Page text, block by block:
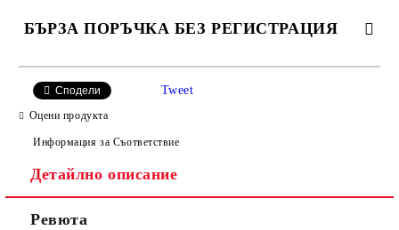
БЪРЗА ПОРЪЧКА БЕЗ РЕГИСТРАЦИЯ
Съгласен съм с
Ние ще се свържем с вас в рамките на работния ден.
Сподели Tweet
Оцени продукта
Информация за Съответствие
Детайлно описание
Ревюта